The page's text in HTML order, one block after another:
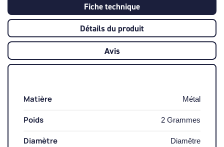
Fiche technique
Détails du produit
Avis
Matière Métal
Poids 2 Grammes
Diamètre Diamêtre